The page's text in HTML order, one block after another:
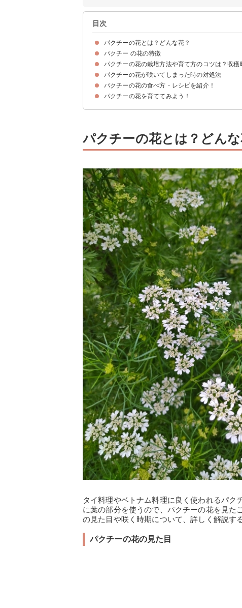
目次
パクチーの花とは？どんな花？
パクチーの花の見た目
パクチーの花の咲く時期は5〜7月
パクチーの花言葉は「辛辣」・「隠れた〇〇」
パクチー の花の特徴
パクチーは花にくわえコリアンダーと呼ばれる種まで食
パクチーの花の味わい・香り
パクチーの花の栽培方法や育て方のコツは？収穫
パクチーの収穫時期は目的に応じて決めよう
パクチーの葉を収穫したいときは花芽を切ろう
パクチーの種（コリアンダー）を収穫したければ花を残
パクチーの花が咲いてしまった時の対処法
①パクチーの花が種になるまで育てて収穫する
②パクチーの花を食べてみる
パクチーの花の食べ方・レシピを紹介！
①パクチーの花の付け合わせ
②豆腐サラダのパクチーの花添え
パクチーの花を育ててみよう！
パクチーの花とは？どんな
タイ料理やベトナム料理に良く使われるパク
に葉の部分を使うので、パクチーの花を見た
の見た目や咲く時期について、詳しく解説す
パクチーの花の見た目